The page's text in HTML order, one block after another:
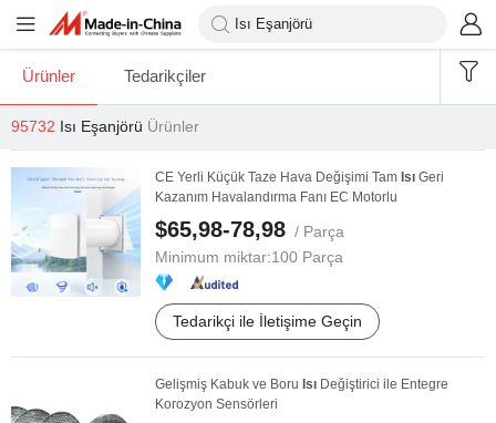
Ürünler Tedarikçiler
95732 Isı Eşanjörü Ürünler
CE Yerli Küçük Taze Hava Değişimi Tam Isı Geri
Kazanım Havalandırma Fanı EC Motorlu
$65,98-78,98 / Parça
Minimum miktar:100 Parça
Tedarikçi ile İletişime Geçin
Gelişmiş Kabuk ve Boru Isı Değiştirici ile Entegre
Korozyon Sensörleri